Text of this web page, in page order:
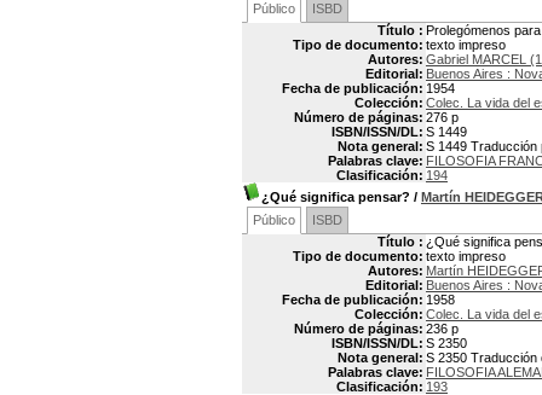
Público
ISBD
Título : Prolegómenos
Tipo de documento: texto impreso
Autores: Gabriel MARCEL
Editorial: Buenos Aires :
Fecha de publicación: 1954
Colección: Colec. La vida del
Número de páginas: 276 p
ISBN/ISSN/DL: S 1449
Nota general: S 1449 Traducción
Palabras clave: FILOSOFIA
Clasificación: 194
¿Qué significa pensar? / Martín
Público
ISBD
Título : ¿Qué significa
Tipo de documento: texto impreso
Autores: Martín
Editorial: Buenos Aires :
Fecha de publicación: 1958
Colección: Colec. La vida del
Número de páginas: 236 p
ISBN/ISSN/DL: S 2350
Nota general: S 2350 Traducción
Palabras clave: FILOSOFIA
Clasificación: 193